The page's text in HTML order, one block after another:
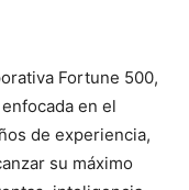
Fortune 500,
en el
de experiencia,
su máximo